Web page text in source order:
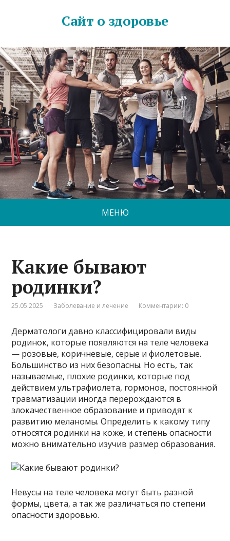
Сайт о здоровье
МЕНЮ
Какие бывают
родинки?
25.05.2025 Заболевание и лечение Комментарии: 0
Дерматологи давно классифицировали виды
родинок, которые появляются на теле человека
— розовые, коричневые, серые и фиолетовые.
Большинство из них безопасны. Но есть, так
называемые, плохие родинки, которые под
действием ультрафиолета, гормонов, постоянной
травматизации иногда перерождаются в
злокачественное образование и приводят к
развитию меланомы. Определить к какому типу
относятся родинки на коже, и степень опасности
можно внимательно изучив размер образования.
Невусы на теле человека могут быть разной
формы, цвета, а так же различаться по степени
опасности здоровью.